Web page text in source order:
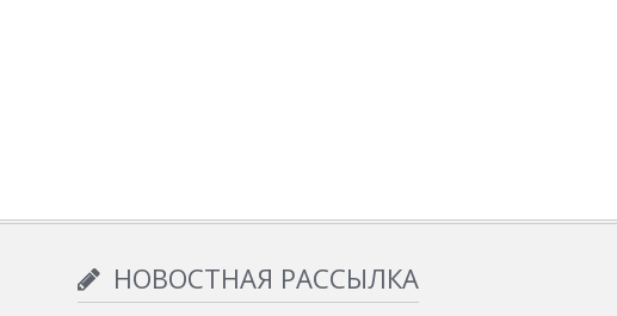
НОВОСТНАЯ РАССЫЛКА